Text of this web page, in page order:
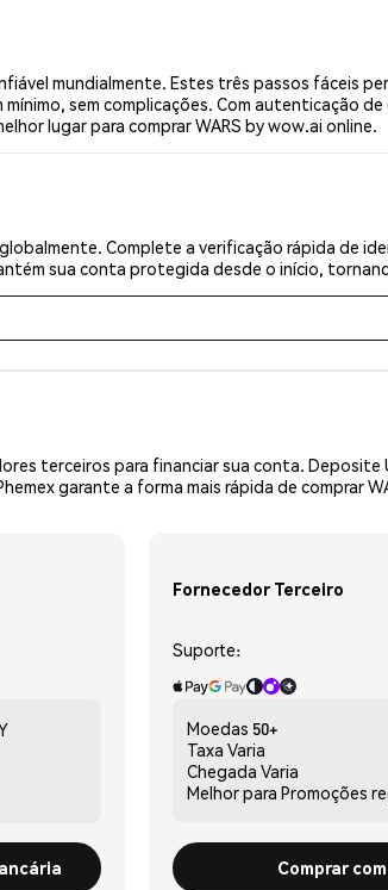
mundialmente. Estes três passos fáceis
sem complicações. Com autenticação
lugar para comprar WARS by wow.ai online.
Complete a verificação rápida de
sua conta protegida desde o início,
terceiros para financiar sua conta. Deposite
garante a forma mais rápida de comprar
Fornecedor Terceiro
Suporte:
Moedas 50+
Taxa Varia
Chegada Varia
Melhor para Promoções
Comprar